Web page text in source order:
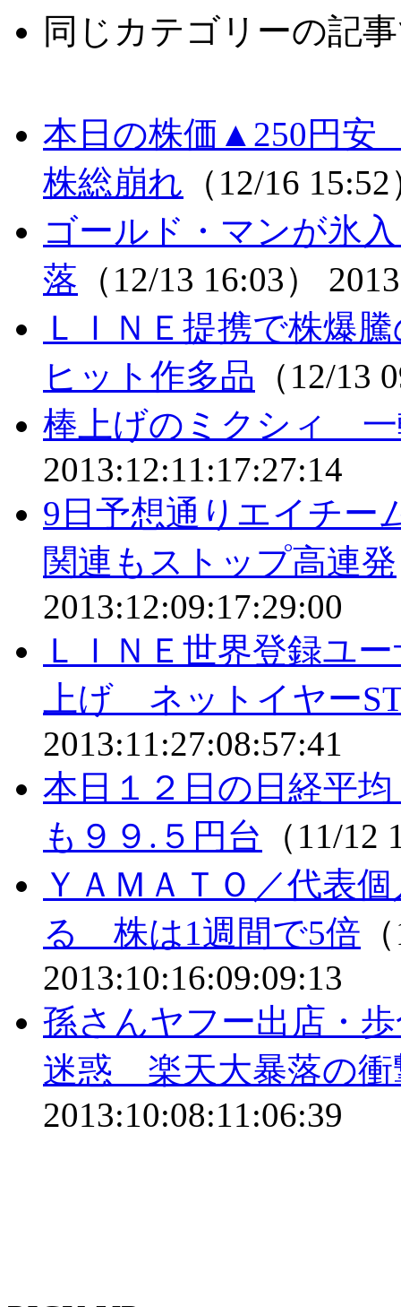
同じカテゴリーの記
本日の株価▲250円安
株総崩れ （12/16
ゴールド・マンが氷
落 （12/13 16:03）
ＬＩＮＥ提携で株爆
ヒット作多品 （12/13
棒上げのミクシィ 一
2013:12:11:17:27:14
9日予想通りエイチ
関連もストップ高連発
2013:12:09:17:29:00
ＬＩＮＥ世界登録ユ
上げ ネットイヤー
2013:11:27:08:57:41
本日１２日の日経平
も９９.５円台 （11/
ＹＡＭＡＴＯ／代表
る 株は1週間で5倍
2013:10:16:09:09:13
孫さんヤフー出店・
迷惑 楽天大暴落の衝
2013:10:08:11:06:39